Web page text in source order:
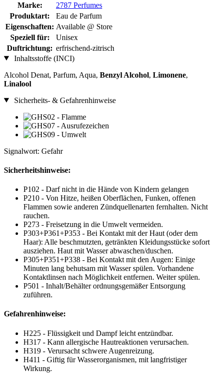
Marke:
2787 Perfumes
Produktart:
Eau de Parfum
Eigenschaften: Available @ Store
Speziell für:
Unisex
Duftrichtung: erfrischend-zitrisch
Inhaltsstoffe (INCI)
Alcohol Denat, Parfum, Aqua, Benzyl Alcohol, Limonene,
Linalool
Sicherheits- & Gefahrenhinweise
Signalwort: Gefahr
Sicherheitshinweise:
P102 - Darf nicht in die Hände von Kindern gelangen
P210 - Von Hitze, heißen Oberflächen, Funken, offenen
Flammen sowie anderen Zündquellenarten fernhalten. Nicht
rauchen.
P273 - Freisetzung in die Umwelt vermeiden.
P303+P361+P353 - Bei Kontakt mit der Haut (oder dem
Haar): Alle beschmutzten, getränkten Kleidungsstücke sofort
ausziehen. Haut mit Wasser abwaschen/duschen.
P305+P351+P338 - Bei Kontakt mit den Augen: Einige
Minuten lang behutsam mit Wasser spülen. Vorhandene
Kontaktlinsen nach Möglichkeit entfernen. Weiter spülen.
P501 - Inhalt/Behälter ordnungsgemäßer Entsorgung
zuführen.
Gefahrenhinweise:
H225 - Flüssigkeit und Dampf leicht entzündbar.
H317 - Kann allergische Hautreaktionen verursachen.
H319 - Verursacht schwere Augenreizung.
H411 - Giftig für Wasserorganismen, mit langfristiger
Wirkung.